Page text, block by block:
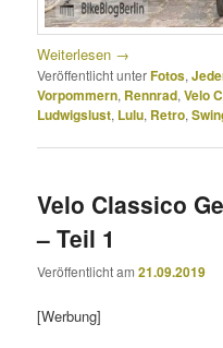
Weiterlesen →
Veröffentlicht unterFotos,
Vorpommern, Rennrad,Velo
Ludwigslust, Lulu, Retro,
Velo Classico
– Teil 1
Veröffentlicht am21.09.2019
[Werbung]